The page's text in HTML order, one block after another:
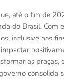
até o fim de
do Brasil. Com
inclusive aos
as praças,
consolida